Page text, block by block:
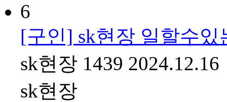
6
[구인] sk현장 일할수있
sk현장 1439 2024.12.16
sk현장